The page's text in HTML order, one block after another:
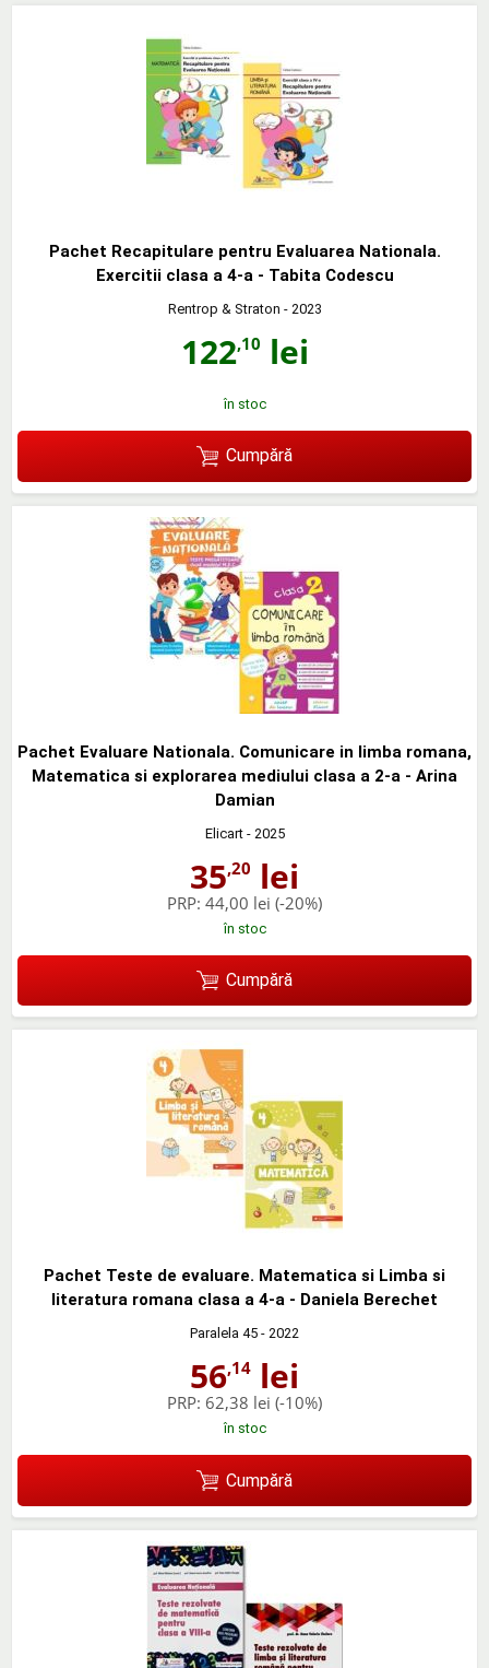
Pachet Recapitulare pentru Evaluarea Nationala.
Exercitii clasa a 4-a - Tabita Codescu
Rentrop & Straton - 2023
122,10 lei
în stoc
Cumpără
Pachet Evaluare Nationala. Comunicare in limba romana,
Matematica si explorarea mediului clasa a 2-a - Arina
Damian
Elicart- 2025
35,20 lei
PRP: 44,00 lei (-20%)
în stoc
Cumpără
Pachet Teste de evaluare. Matematica si Limba si
literatura romana clasa a 4-a - Daniela Berechet
Paralela 45 - 2022
56,14 lei
PRP: 62,38 lei (-10%)
în stoc
Cumpără